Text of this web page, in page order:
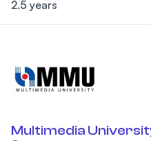
2.5 years
Multimedia